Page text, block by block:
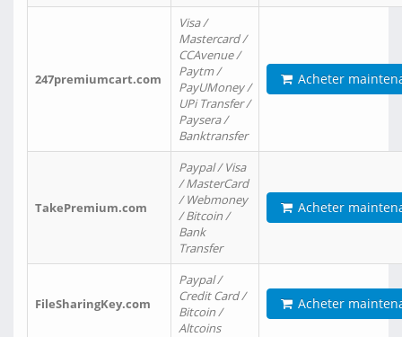
247premiumcart.com
Visa /
Mastercard /
CCAvenue /
Paytm /
PayUMoney /
UPi Transfer /
Paysera /
Banktransfer
Acheter
TakePremium.com
Paypal / Visa
/ MasterCard
/ Webmoney
/ Bitcoin /
Bank
Transfer
Acheter
FileSharingKey.com
Paypal /
Credit Card /
Bitcoin /
Altcoins
Acheter